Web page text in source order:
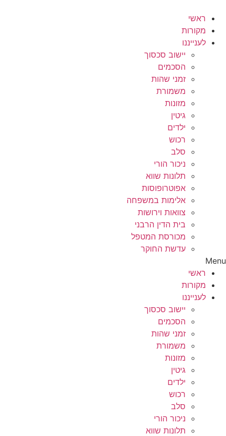
לתוכן
ראשי
מקורות
לענייננו
יישוב סכסוך
הסכמים
זמני שהות
משמורת
מזונות
גיטין
ילדים
רכוש
סלב
ניכור הורי
תלונות שווא
אפוטרופוסות
אלימות במשפחה
צוואות וירושות
בית הדין הרבני
מכורסת המטפל
עדשת החוקר
Menu
ראשי
מקורות
לענייננו
יישוב סכסוך
הסכמים
זמני שהות
משמורת
מזונות
גיטין
ילדים
רכוש
סלב
ניכור הורי
תלונות שווא